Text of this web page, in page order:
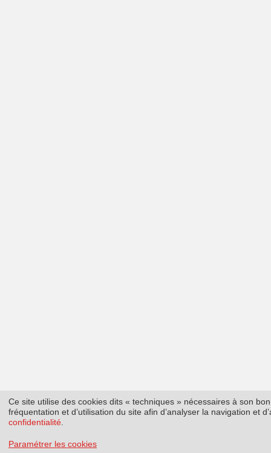
Ce site utilise des cookies dits « techniques » nécessaires à son
fréquentation et d’utilisation du site afin d’analyser la navigation et
confidentialité
Paramétrer les cookies